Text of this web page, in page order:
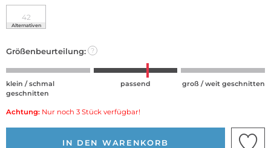
42
Alternativen
Größenbeurteilung: ?
klein / schmal
geschnitten
passend groß / weit geschnitten
Achtung: Nur noch 3 Stück verfügbar!
IN DEN WARENKORB